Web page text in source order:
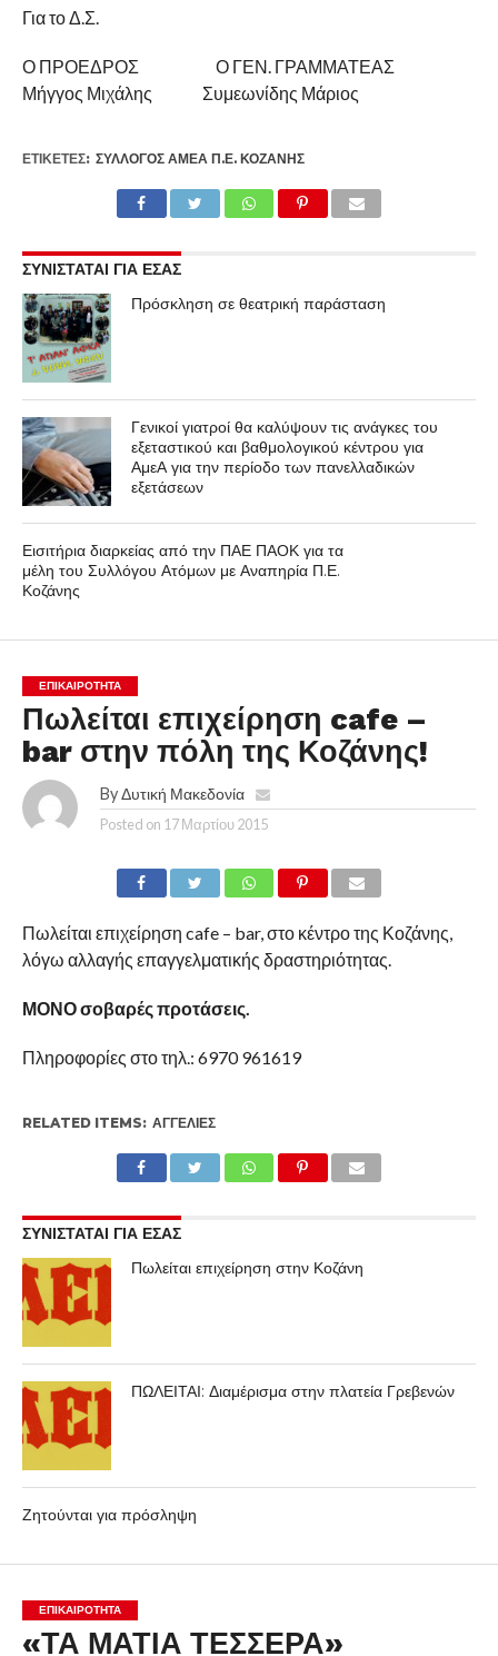
Για το Δ.Σ.
Ο ΠΡΟΕΔΡΟΣ Ο ΓΕΝ. ΓΡΑΜΜΑΤΕΑΣ
Μήγγος Μιχάλης Συμεωνίδης Μάριος
ΕΤΙΚΕΤΕΣ: ΣΎΛΛΟΓΟΣ ΑΜΕΑ Π.Ε. ΚΟΖΆΝΗΣ
ΣΥΝΙΣΤΑΤΑΙ ΓΙΑ ΕΣΑΣ
Πρόσκληση σε θεατρική παράσταση
Γενικοί γιατροί θα καλύψουν τις ανάγκες του
εξεταστικού και βαθμολογικού κέντρου για
ΑμεΑ για την περίοδο των πανελλαδικών
εξετάσεων
Εισιτήρια διαρκείας από την ΠΑΕ ΠΑΟΚ για τα
μέλη του Συλλόγου Ατόμων με Αναπηρία Π.Ε.
Κοζάνης
ΕΠΙΚΑΙΡΟΤΗΤΑ
Πωλείται επιχείρηση cafe –
bar στην πόλη της Κοζάνης!
By Δυτική Μακεδονία
Posted on 17 Μαρτίου 2015
Πωλείται επιχείρηση cafe – bar, στο κέντρο της Κοζάνης,
λόγω αλλαγής επαγγελματικής δραστηριότητας.
ΜΟΝΟ σοβαρές προτάσεις.
Πληροφορίες στο τηλ.: 6970 961619
RELATED ITEMS: ΑΓΓΕΛΊΕΣ
ΣΥΝΙΣΤΑΤΑΙ ΓΙΑ ΕΣΑΣ
Πωλείται επιχείρηση στην Κοζάνη
ΠΩΛΕΙΤΑΙ: Διαμέρισμα στην πλατεία Γρεβενών
Ζητούνται για πρόσληψη
ΕΠΙΚΑΙΡΟΤΗΤΑ
«ΤΑ ΜΑΤΙΑ ΤΕΣΣΕΡΑ»